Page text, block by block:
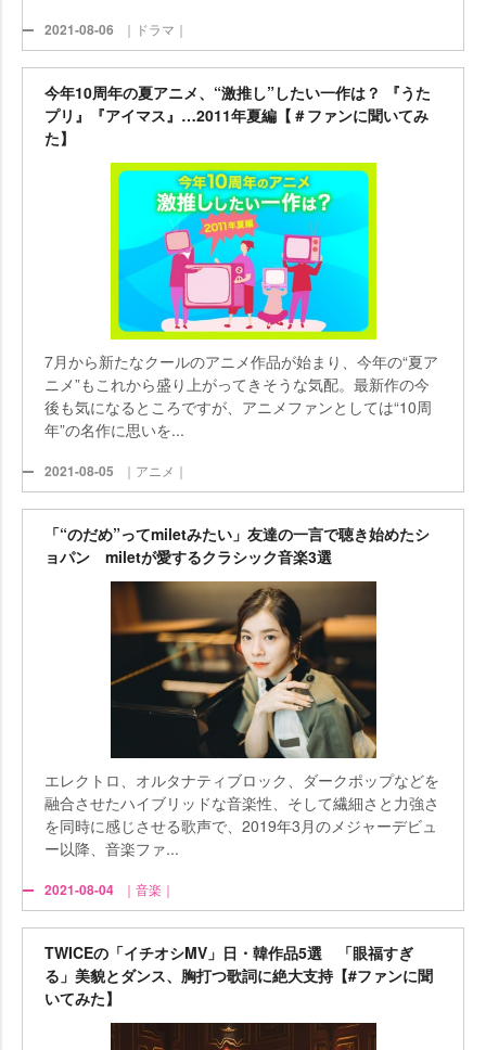
2021-08-06 ｜ドラマ｜
今年10周年の夏アニメ、“激推し”したい一作は？ 『うた
プリ』『アイマス』…2011年夏編【＃ファンに聞いてみ
た】
7月から新たなクールのアニメ作品が始まり、今年の“夏ア
ニメ”もこれから盛り上がってきそうな気配。最新作の今
後も気になるところですが、アニメファンとしては“10周
年”の名作に思いを...
2021-08-05 ｜アニメ｜
「“のだめ”ってmiletみたい」友達の一言で聴き始めたシ
ョパン miletが愛するクラシック音楽3選
エレクトロ、オルタナティブロック、ダークポップなどを
融合させたハイブリッドな音楽性、そして繊細さと力強さ
を同時に感じさせる歌声で、2019年3月のメジャーデビュ
ー以降、音楽ファ...
2021-08-04 ｜音楽｜
TWICEの「イチオシMV」日・韓作品5選 「眼福すぎ
る」美貌とダンス、胸打つ歌詞に絶大支持【#ファンに聞
いてみた】